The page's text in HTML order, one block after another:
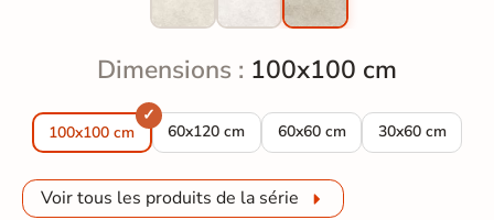
Dimensions : 100x100 cm
100x100 cm 60x120 cm
Carrelage sol effet Travertin Lara naturel
60x60 cm
Carrelage sol effet Travertin
30x60 cm
Carrelage sol
Voir tous les produits de la série